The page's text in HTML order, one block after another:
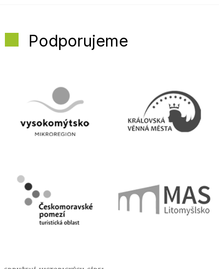
Podporujeme